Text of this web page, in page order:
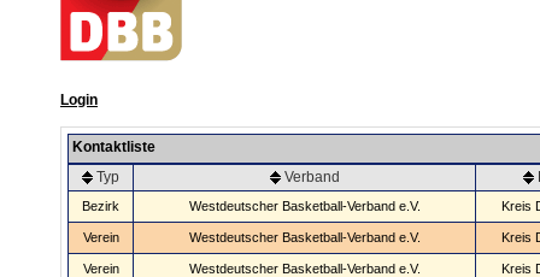
Login
Kontaktliste
Typ
Verband
Bezirk Westdeutscher Basketball-Verband e.V. Kreis
Verein Westdeutscher Basketball-Verband e.V. Kreis
Verein Westdeutscher Basketball-Verband e.V. Kreis